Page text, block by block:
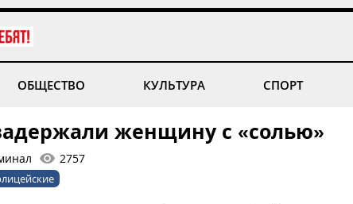
ОБЩЕСТВО КУЛЬТУРА СПОРТ
женщину с «солью»
2757